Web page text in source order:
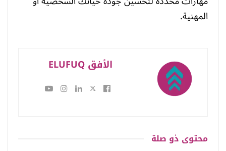
المهنية.
الأفق ELUFUQ
محتوى ذو صلة